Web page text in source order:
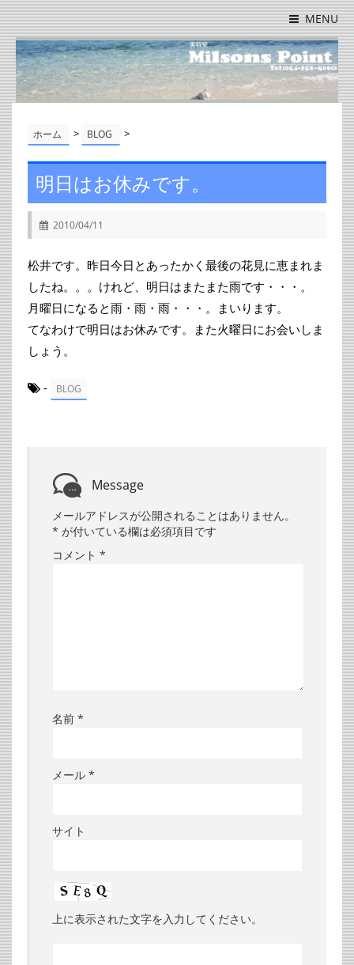
MENU
ホーム > BLOG >
明日はお休みです。
2010/04/11
松井です。昨日今日とあったかく最後の花見に恵まれま
したね。。。けれど、明日はまたまた雨です・・・。
月曜日になると雨・雨・雨・・・。まいります。
てなわけで明日はお休みです。また火曜日にお会いしま
しょう。
- BLOG
Message
メールアドレスが公開されることはありません。
* が付いている欄は必須項目です
コメント *
名前 *
メール *
サイト
上に表示された文字を入力してください。